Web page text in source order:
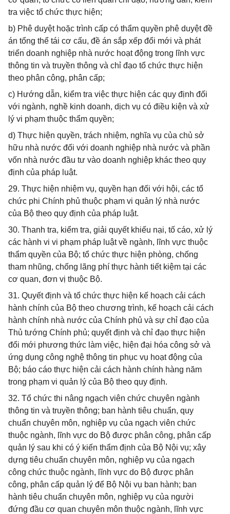
tra việc tổ chức thực hiện;
b) Phê duyệt hoặc trình cấp có thẩm quyền phê duyệt đề
án tổng thể tái cơ cấu, đề án sắp xếp đổi mới và phát
triển doanh nghiệp nhà nước hoạt động trong lĩnh vực
thông tin và truyền thông và chỉ đạo tổ chức thực hiện
theo phân công, phân cấp;
c) Hướng dẫn, kiểm tra việc thực hiện các quy định đối
với ngành, nghề kinh doanh, dịch vụ có điều kiện và xử
lý vi phạm thuộc thẩm quyền;
d) Thực hiện quyền, trách nhiệm, nghĩa vụ của chủ sở
hữu nhà nước đối với doanh nghiệp nhà nước và phần
vốn nhà nước đầu tư vào doanh nghiệp khác theo quy
định của pháp luật.
29. Thực hiện nhiệm vụ, quyền hạn đối với hội, các tổ
chức phi Chính phủ thuộc phạm vi quản lý nhà nước
của Bộ theo quy định của pháp luật.
30. Thanh tra, kiểm tra, giải quyết khiếu nại, tố cáo, xử lý
các hành vi vi phạm pháp luật về ngành, lĩnh vực thuộc
thẩm quyền của Bộ; tổ chức thực hiện phòng, chống
tham nhũng, chống lãng phí thực hành tiết kiệm tại các
cơ quan, đơn vị thuộc Bộ.
31. Quyết định và tổ chức thực hiện kế hoạch cải cách
hành chính của Bộ theo chương trình, kế hoạch cải cách
hành chính nhà nước của Chính phủ và sự chỉ đạo của
Thủ tướng Chính phủ; quyết định và chỉ đạo thực hiện
đổi mới phương thức làm việc, hiện đại hóa công sở và
ứng dụng công nghệ thông tin phục vụ hoạt động của
Bộ; báo cáo thực hiện cải cách hành chính hàng năm
trong phạm vi quản lý của Bộ theo quy định.
32. Tổ chức thi nâng ngạch viên chức chuyên ngành
thông tin và truyền thông; ban hành tiêu chuẩn, quy
chuẩn chuyên môn, nghiệp vụ của ngạch viên chức
thuộc ngành, lĩnh vực do Bộ được phân công, phân cấp
quản lý sau khi có ý kiến thẩm định của Bộ Nội vụ; xây
dựng tiêu chuẩn chuyên môn, nghiệp vụ của ngạch
công chức thuộc ngành, lĩnh vực do Bộ được phân
công, phân cấp quản lý để Bộ Nội vụ ban hành; ban
hành tiêu chuẩn chuyên môn, nghiệp vụ của người
đứng đầu cơ quan chuyên môn thuộc ngành, lĩnh vực